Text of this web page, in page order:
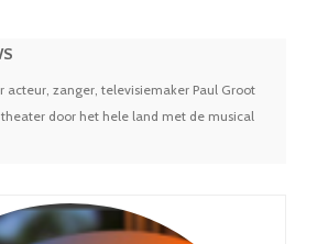
acteur, zanger, televisiemaker Paul Groot
door het hele land met de musical